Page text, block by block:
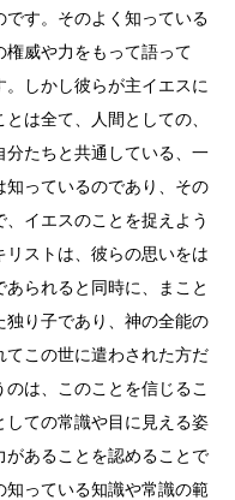
す。そのよく知っている
威や力をもって語って
しかし彼らが主イエスに
は全て、人間としての、
分たちと共通している、一
知っているのであり、その
イエスのことを捉えよう
ストは、彼らの思いをは
られると同時に、まこと
り子であり、神の全能の
てこの世に遣わされた方だ
は、このことを信じるこ
しての常識や目に見える姿
があることを認めることで
っている知識や常識の範